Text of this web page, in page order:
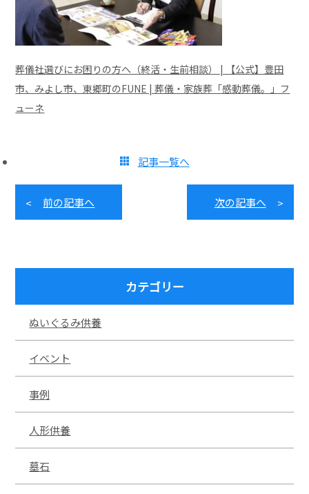
葬儀社選びにお困りの方へ（終活・生前相談） | 【公式】豊田
市、みよし市、東郷町のFUNE | 葬儀・家族葬「感動葬儀。」フ
ューネ
記事一覧へ
前の記事へ 次の記事へ
カテゴリー
ぬいぐるみ供養
イベント
事例
人形供養
墓石